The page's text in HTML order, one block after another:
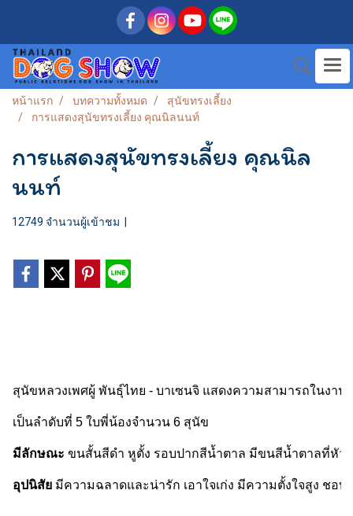
หน้าแรก บทความทั้งหมด
สุนัขทรงเลี้ยง
การแสดงสุนัขทรงเลี้ยง คุณนิลนนท์
การแสดงสุนัขทรงเลี้ยง คุณนิล
นนท์
12749 จำนวนผู้เข้าชม
สุนัขหลวงเพศผู้ พันธุ์ไทย - บาเซนจิ แสดงความสามารถในงา
เป็นลำดับที่ 5 ใบพี่น้องจำนวน 6 สุนัข
มีลักษณะ ขนสั้นสีดำ หูตั้ง รอบปากสีน้ำตาล มีขนสีน้ำตาลที่หัว
อุปนิสัย มีความฉลาดและน่ารัก เอาใจเก่ง มีความตั้งใจสูง ชอบ